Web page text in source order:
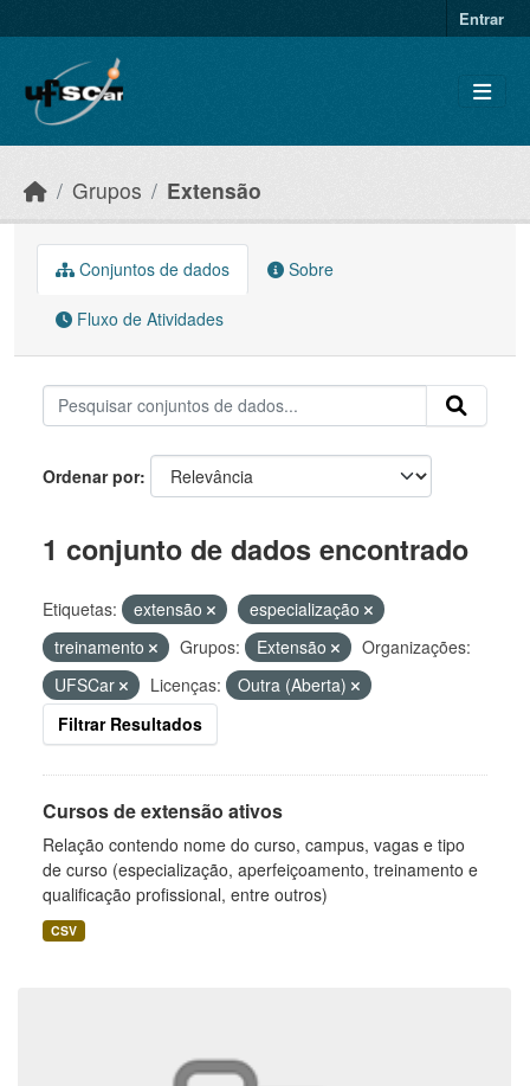
Entrar
Grupos Extensão
Conjuntos de dados Sobre
Fluxo de Atividades
Ordenar por
1 conjunto de dados encontrado
Etiquetas: extensão
especialização
treinamento
Grupos: Extensão
Organizações:
UFSCar
Licenças:
Outra (Aberta)
Filtrar Resultados
Cursos de extensão ativos
Relação contendo nome do curso, campus, vagas e tipo
de curso (especialização, aperfeiçoamento, treinamento e
qualificação profissional, entre outros)
CSV